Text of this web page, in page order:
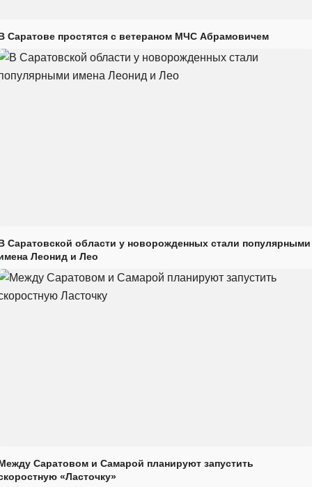
Саратове простятся с ветераном МЧС Абрамовичем
Саратовской области у новорожденных стали популярными
Леонид и Лео
Саратовом и Самарой планируют запустить
«Ласточку»